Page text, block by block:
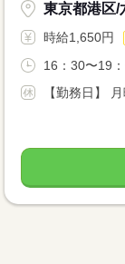
東京都港区/
時給1,650円
16：30〜19
【勤務日】